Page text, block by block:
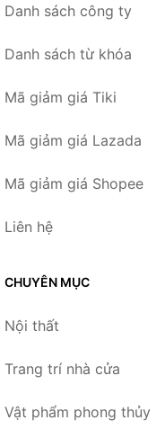
Danh sách công ty
Danh sách từ khóa
Mã giảm giá Tiki
Mã giảm giá Lazada
Mã giảm giá Shopee
Liên hệ
CHUYÊN MỤC
Nội thất
Trang trí nhà cửa
Vật phẩm phong thủy